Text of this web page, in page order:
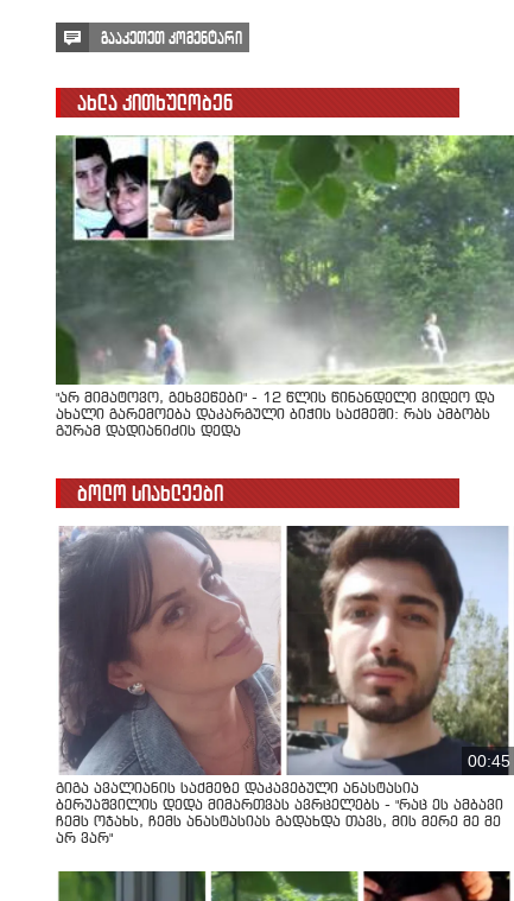
გააკეთეთ კომენტარი
ახლა კითხულობენ
"არ მიმატოვო, გეხვეწები" - 12 წლის წინანდელი ვიდეო და
ახალი გარემოება დაკარგული ბიჭის საქმეში: რას ამბობს
გურამ დადიანიძის დედა
ბოლო სიახლეები
00:45
გიგა ავალიანის საქმეზე დაკავებული ანასტასია
ბერუაშვილის დედა მიმართვას ავრცელებს - "რაც ეს ამბავი
ჩემს ოჯახს, ჩემს ანასტასიას გადახდა თავს, მის მერე მე მე
არ ვარ"